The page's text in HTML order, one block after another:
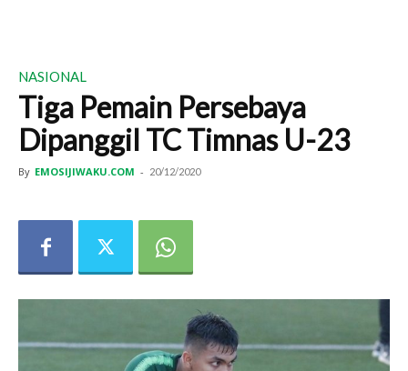
NASIONAL
Tiga Pemain Persebaya
Dipanggil TC Timnas U-23
By EMOSIJIWAKU.COM - 20/12/2020